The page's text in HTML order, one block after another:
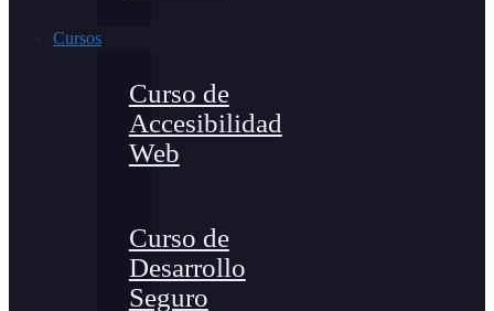
Cursos
Curso de
Accesibilidad
Web
Curso de
Desarrollo
Seguro